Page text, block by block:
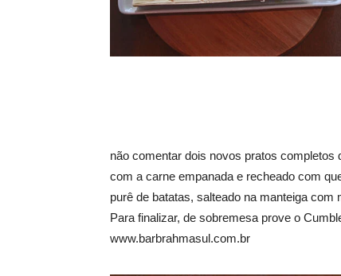
não comentar dois novos pratos
com a carne empanada e recheado com
purê de batatas, salteado na manteiga
Para finalizar, de sobremesa prove o
www.barbrahmasul.com.br